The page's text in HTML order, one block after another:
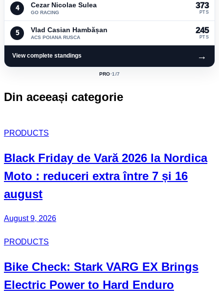
4 Cezar Nicolae Sulea
GO RACING
373
PTS
5 Vlad Casian Hambășan
ACS POIANA RUSCA
245
PTS
View complete standings →
ACTIVE
PRO·1 /7
Din aceeași categorie
PRODUCTS
Black Friday de Vară 2026 la Nordica
Moto : reduceri extra între 7 și 16
august
August 9, 2026
PRODUCTS
Bike Check: Stark VARG EX Brings
Electric Power to Hard Enduro